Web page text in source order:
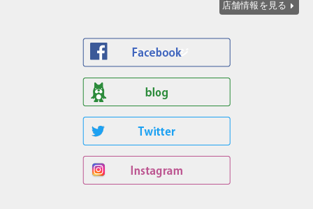
店舗情報を見る